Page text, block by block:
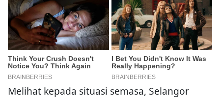
Melihat kepada situasi semasa, Selangor